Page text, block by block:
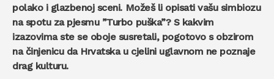
polako i glazbenoj sceni. Možeš li opisati vašu simbiozu
na spotu za pjesmu ”Turbo puška”? S kakvim
izazovima ste se oboje susretali, pogotovo s obzirom
na činjenicu da Hrvatska u cjelini uglavnom ne poznaje
drag kulturu.